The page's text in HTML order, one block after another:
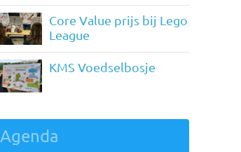
Core Value prijs bij Lego
League
KMS Voedselbosje
Agenda